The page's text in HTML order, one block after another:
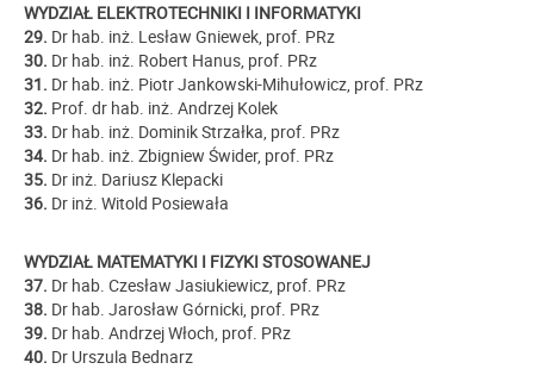
WYDZIAŁ ELEKTROTECHNIKI I INFORMATYKI
29. Dr hab. inż. Lesław Gniewek, prof. PRz
30. Dr hab. inż. Robert Hanus, prof. PRz
31. Dr hab. inż. Piotr Jankowski-Mihułowicz, prof. PRz
32. Prof. dr hab. inż. Andrzej Kolek
33. Dr hab. inż. Dominik Strzałka, prof. PRz
34. Dr hab. inż. Zbigniew Świder, prof. PRz
35. Dr inż. Dariusz Klepacki
36. Dr inż. Witold Posiewała
WYDZIAŁ MATEMATYKI I FIZYKI STOSOWANEJ
37. Dr hab. Czesław Jasiukiewicz, prof. PRz
38. Dr hab. Jarosław Górnicki, prof. PRz
39. Dr hab. Andrzej Włoch, prof. PRz
40. Dr Urszula Bednarz